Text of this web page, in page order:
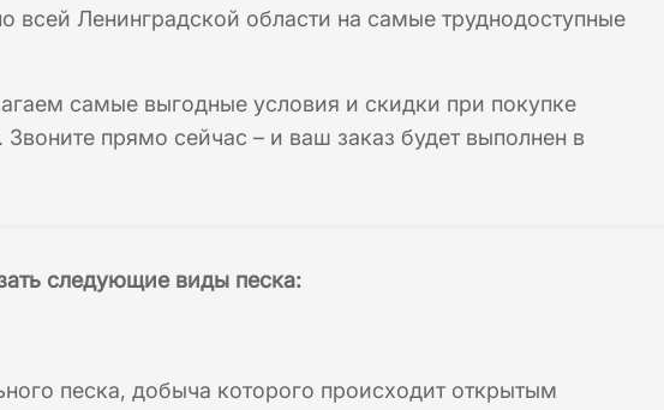
всей Ленинградской области на самые труднодоступные
самые выгодные условия и скидки при покупке
прямо сейчас – и ваш заказ будет выполнен в
следующие виды песка:
песка, добыча которого происходит открытым